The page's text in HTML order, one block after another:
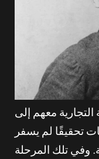
معهم إلى
تحقيقًا لم يسفر
وفي تلك المرحلة